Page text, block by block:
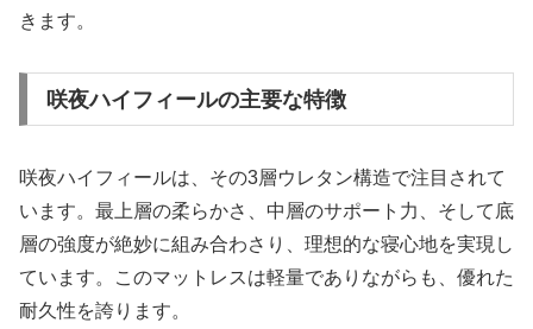
きます。
咲夜ハイフィールの主要な特徴
咲夜ハイフィールは、その3層ウレタン構造で注目されて
います。最上層の柔らかさ、中層のサポート力、そして底
層の強度が絶妙に組み合わさり、理想的な寝心地を実現し
ています。このマットレスは軽量でありながらも、優れた
耐久性を誇ります。